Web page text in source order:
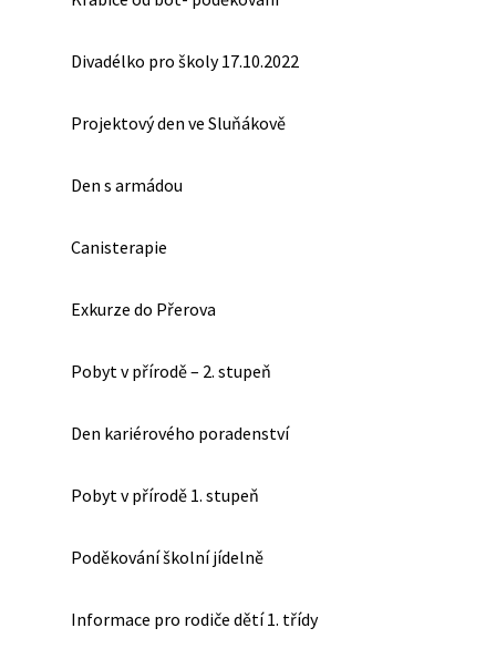
Divadélko pro školy 17.10.2022
Projektový den ve Sluňákově
Den s armádou
Canisterapie
Exkurze do Přerova
Pobyt v přírodě – 2. stupeň
Den kariérového poradenství
Pobyt v přírodě 1. stupeň
Poděkování školní jídelně
Informace pro rodiče dětí 1. třídy